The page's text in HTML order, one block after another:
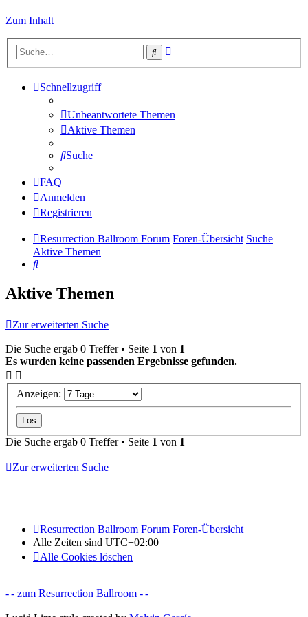
Zum Inhalt
Suche
Schnellzugriff
Unbeantwortete Themen
Aktive Themen
Suche
FAQ
Anmelden
Registrieren
Resurrection Ballroom Forum Foren-Übersicht Suche
Aktive Themen
Suche
Aktive Themen
Zur erweiterten Suche
Die Suche ergab 0 Treffer • Seite 1 von 1
Es wurden keine passenden Ergebnisse gefunden.
Anzeigen:
Die Suche ergab 0 Treffer • Seite 1 von 1
Zur erweiterten Suche
Resurrection Ballroom Forum Foren-Übersicht
Alle Zeiten sind UTC+02:00
Alle Cookies löschen
-|- zum Resurrection Ballroom -|-